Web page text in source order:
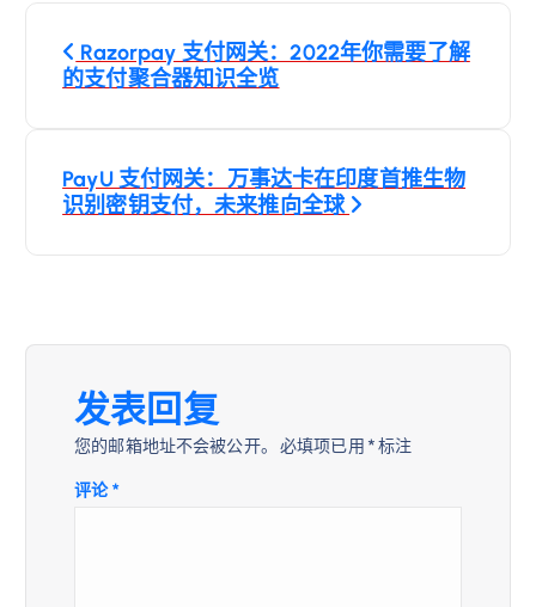
文
章
航
Razorpay 支付网关：2022年你需要了解
的支付聚合器知识全览
PayU 支付网关：万事达卡在印度首推生物
识别密钥支付，未来推向全球
发表回复
您的邮箱地址不会被公开。 必填项已用 *标注
评论*